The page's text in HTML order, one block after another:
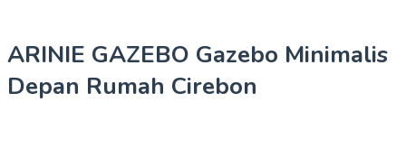
ARINIE GAZEBO Gazebo Minimalis
Depan Rumah Cirebon